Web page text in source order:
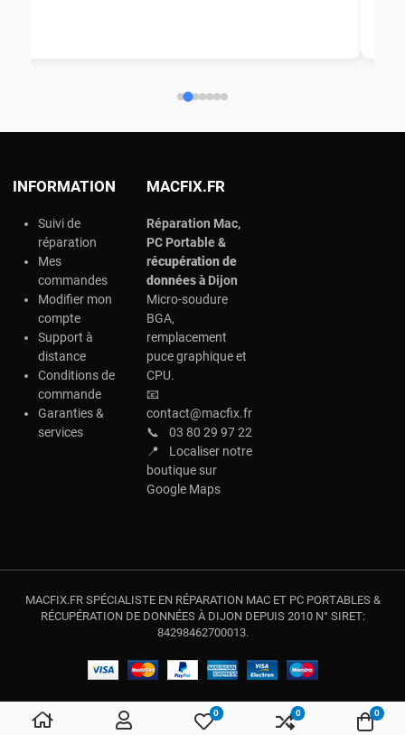
My Wishlist
0 Compare
0 0
INFORMATION
Suivi de
réparation
Mes
commandes
Modifier mon
compte
Support à
distance
Conditions de
commande
Garanties &
services
MACFIX.FR
Réparation Mac,
PC Portable &
récupération de
données àDijon
Micro-soudure
BGA,
remplacement
puce graphique et
CPU.
📧
contact@macfix.fr
📞
03 80 29 97 22
📍
Localiser notre
boutique sur
Google Maps
MACFIX.FR SPÉCIALISTE EN RÉPARATION MAC ET PC PORTABLES &
RÉCUPÉRATION DE DONNÉES À DIJON DEPUIS 2010 N° SIRET:
84298462700013.